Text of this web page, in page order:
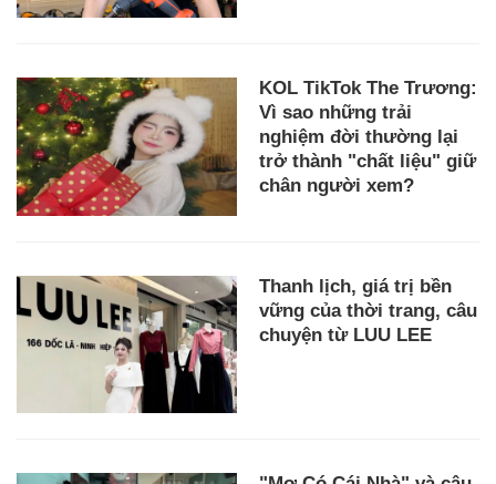
KOL TikTok The Trương:
Vì sao những trải
nghiệm đời thường lại
trở thành "chất liệu" giữ
chân người xem?
Thanh lịch, giá trị bền
vững của thời trang, câu
chuyện từ LUU LEE